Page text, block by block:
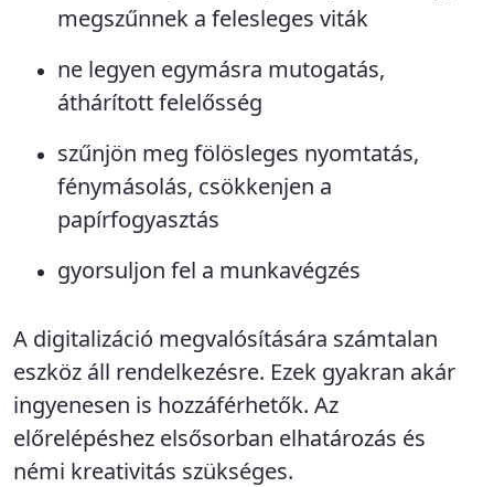
megszűnnek a felesleges viták
ne legyen egymásra mutogatás,
áthárított felelősség
szűnjön meg fölösleges nyomtatás,
fénymásolás, csökkenjen a
papírfogyasztás
gyorsuljon fel a munkavégzés
A digitalizáció megvalósítására számtalan
eszköz áll rendelkezésre. Ezek gyakran akár
ingyenesen is hozzáférhetők. Az
előrelépéshez elsősorban elhatározás és
némi kreativitás szükséges.